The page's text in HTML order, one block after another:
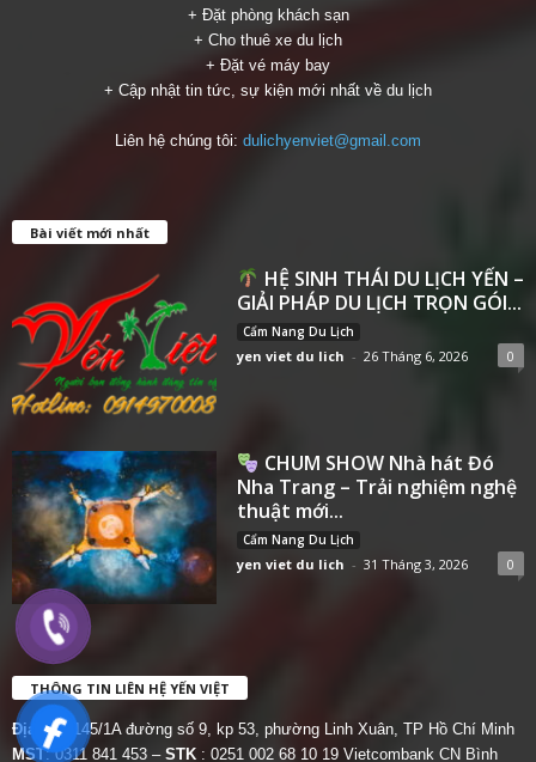
+ Đặt phòng khách sạn
+ Cho thuê xe du lịch
+ Đặt vé máy bay
+ Cập nhật tin tức, sự kiện mới nhất về du lịch
Liên hệ chúng tôi: dulichyenviet@gmail.com
Bài viết mới nhất
HỆ SINH THÁI DU LỊCH YẾN –
GIẢI PHÁP DU LỊCH TRỌN GÓI...
Cẩm Nang Du Lịch
yen viet du lich - 26 Tháng 6, 2026 0
CHUM SHOW Nhà hát Đó
Nha Trang – Trải nghiệm nghệ
thuật mới...
Cẩm Nang Du Lịch
yen viet du lich - 31 Tháng 3, 2026 0
THÔNG TIN LIÊN HỆ YẾN VIỆT
Địa chỉ: 145/1A đường số 9, kp 53, phường Linh Xuân, TP Hồ Chí Minh
MST: 0311 841 453 – STK : 0251 002 68 10 19 Vietcombank CN Bình